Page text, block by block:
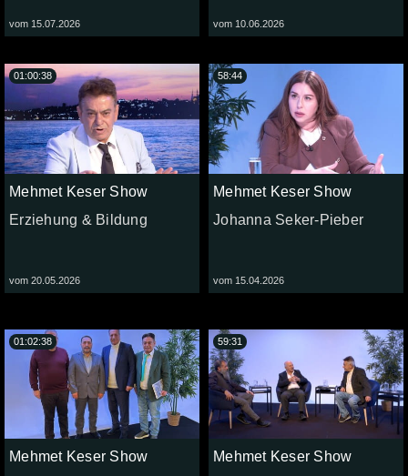
vom 15.07.2026 vom 10.06.2026
Mehmet Keser Show
Erziehung & Bildung
vom 20.05.2026
01:00:38
Mehmet Keser Show
Johanna Seker-Pieber
vom 15.04.2026
58:44
Mehmet Keser Show
01:02:38
Mehmet Keser Show
59:31